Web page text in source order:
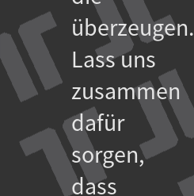
überzeugen.
Lass uns
zusammen
dafür
sorgen,
dass